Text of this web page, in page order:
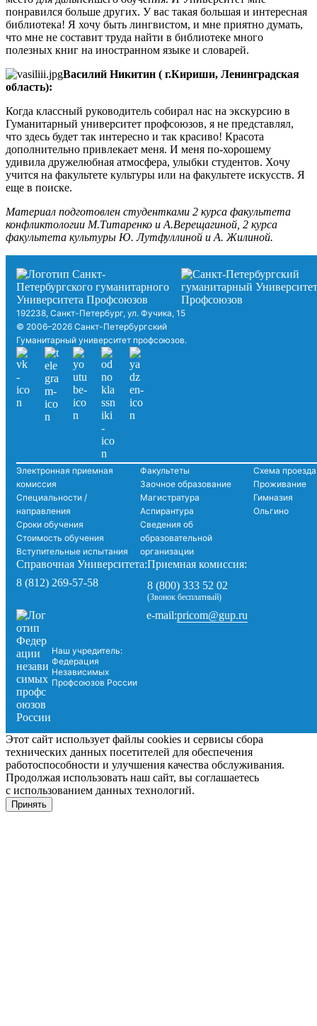
понравился больше других. У вас такая большая и интересная
библиотека! Я хочу быть лингвистом, и мне приятно думать,
что мне не составит труда найти в библиотеке много
полезных книг на иностранном языке и словарей.
Василий Никитин ( г.Кириши, Ленинградская
область):
Когда классный руководитель собирал нас на экскурсию в
Гуманитарный университет профсоюзов, я не представлял,
что здесь будет так интересно и так красиво! Красота
дополнительно привлекает меня. И меня по-хорошему
удивила дружелюбная атмосфера, улыбки студентов. Хочу
учится на факультете культуры или на факультете искусств. Я
еще в поиске.
Материал подготовлен студентками 2 курса факультета
конфликтологии М.Титаренко и А.Верещагиной, 2 курса
факультета культуры Ю. Лутфуллиной и А. Жилиной.
192238, Санкт-Петербург, ул. Фучика, 15
© 2006–2026 Санкт-Петербургский
Гуманитарный университет профсоюзов.
Электронная приемная
комиссия
Специальности /
направления
Сроки обучения
Стоимость обучения
Вступительные испытания
Факультеты
Заочное образование
Магистратура
Аспирантура
Сведения об
образовательной
организации
Схема проезда
Проживание
Гимназия
Ольгино
Справочная Университета:
8 (812) 269-57-58
Приемная комиссия:
8 (800) 333 52 02
(Звонок бесплатный)
Наш учредитель:
Федерация
Независимых
Профсоюзов России
e-mail:pricom@gup.ru
Этот сайт использует файлы cookies и сервисы сбора
технических данных посетителей для обеспечения
работоспособности и улучшения качества обслуживания.
Продолжая использовать наш сайт, вы соглашаетесь
с использованием данных технологий.
Принять